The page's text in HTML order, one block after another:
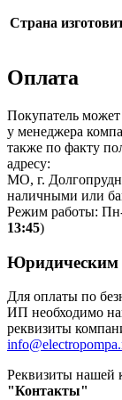
Страна
Оплата
Покупатель может
у менеджера
также по факту
адресу:
МО, г.
наличными или
Режим работы:
13:45)
Юридическим
Для оплаты по
ИП необходимо
реквизиты
Реквизиты нашей
"Контакты"